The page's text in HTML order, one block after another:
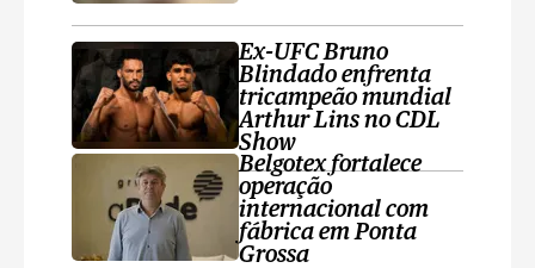
Ex-UFC Bruno
Blindado enfrenta
tricampeão mundial
Arthur Lins no CDL
Show
Belgotex fortalece
operação
internacional com
fábrica em Ponta
Grossa